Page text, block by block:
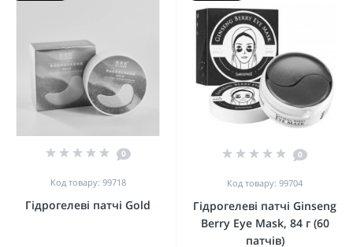
0
Код товару: 99718
Гідрогелеві патчі Gold
0
Код товару: 99704
Гідрогелеві патчі Ginseng
Berry Eye Mask, 84 г (60
патчів)